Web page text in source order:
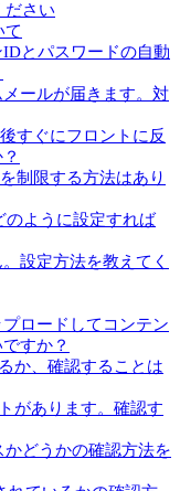
ださい
て
とパスワードの自動
ールが届きます。対
すぐにフロントに反
制限する方法はあり
のように設定すれば
設定方法を教えてく
ロードしてコンテン
すか？
か、確認することは
があります。確認す
どうかの確認方法を